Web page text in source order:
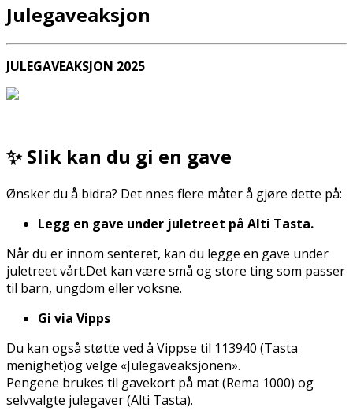
Julegaveaksjon
JULEGAVEAKSJON 2025
✨ Slik kan du gi en gave
Ønsker du å bidra? Det finnes flere måter å gjøre dette på:
Legg en gave under juletreet på Alti Tasta.
Når du er innom senteret, kan du legge en gave under
juletreet vårt.Det kan være små og store ting som passer
til barn, ungdom eller voksne.
Gi via Vipps
Du kan også støtte ved å Vippse til 113940 (Tasta
menighet)og velge «Julegaveaksjonen».
Pengene brukes til gavekort på mat (Rema 1000) og
selvvalgte julegaver (Alti Tasta).